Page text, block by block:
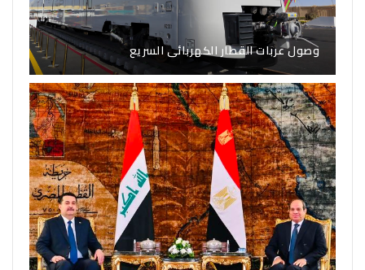
وصول عربات القطار الكهربائى السريع